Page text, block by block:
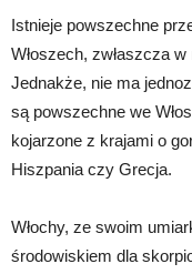
Istnieje powszechne
Włoszech, zwłaszcza
Jednakże, nie ma
są powszechne we
kojarzone z krajami o
Hiszpania czy Grecja.
Włochy, ze swoim
środowiskiem dla